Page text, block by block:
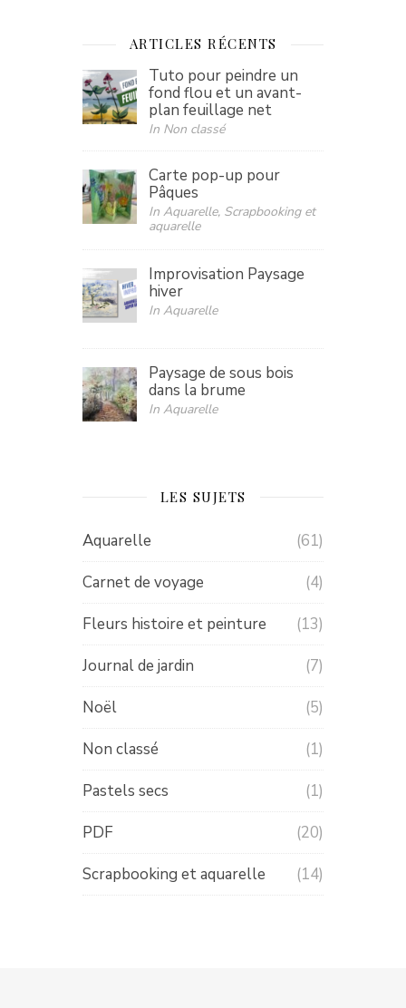
ARTICLES RÉCENTS
Tuto pour peindre un
fond flou et un avant-
plan feuillage net
In Non classé
Carte pop-up pour
Pâques
In Aquarelle, Scrapbooking et
aquarelle
Improvisation Paysage
hiver
In Aquarelle
Paysage de sous bois
dans la brume
In Aquarelle
LES SUJETS
Aquarelle
(61)
Carnet de voyage
(4)
Fleurs histoire et peinture
(13)
Journal de jardin
(7)
Noël
(5)
Non classé
(1)
Pastels secs
(1)
PDF
(20)
Scrapbooking et aquarelle
(14)